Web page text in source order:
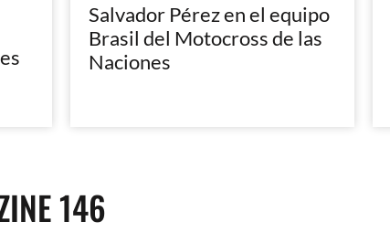
Salvador Pérez en el equipo
Brasil del Motocross de las
Naciones
146